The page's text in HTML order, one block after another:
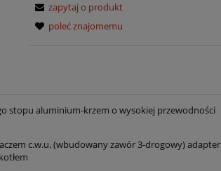
zapytaj o produkt
poleć znajomemu
stopu aluminium-krzem o wysokiej przewodności
c.w.u. (wbudowany zawór 3-drogowy) adapter